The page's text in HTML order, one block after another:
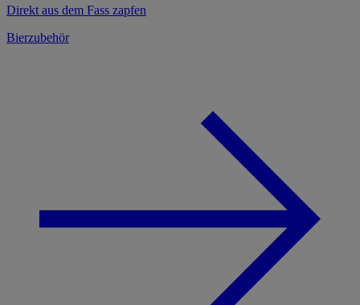
Direkt aus dem Fass zapfen
Bierzubehör